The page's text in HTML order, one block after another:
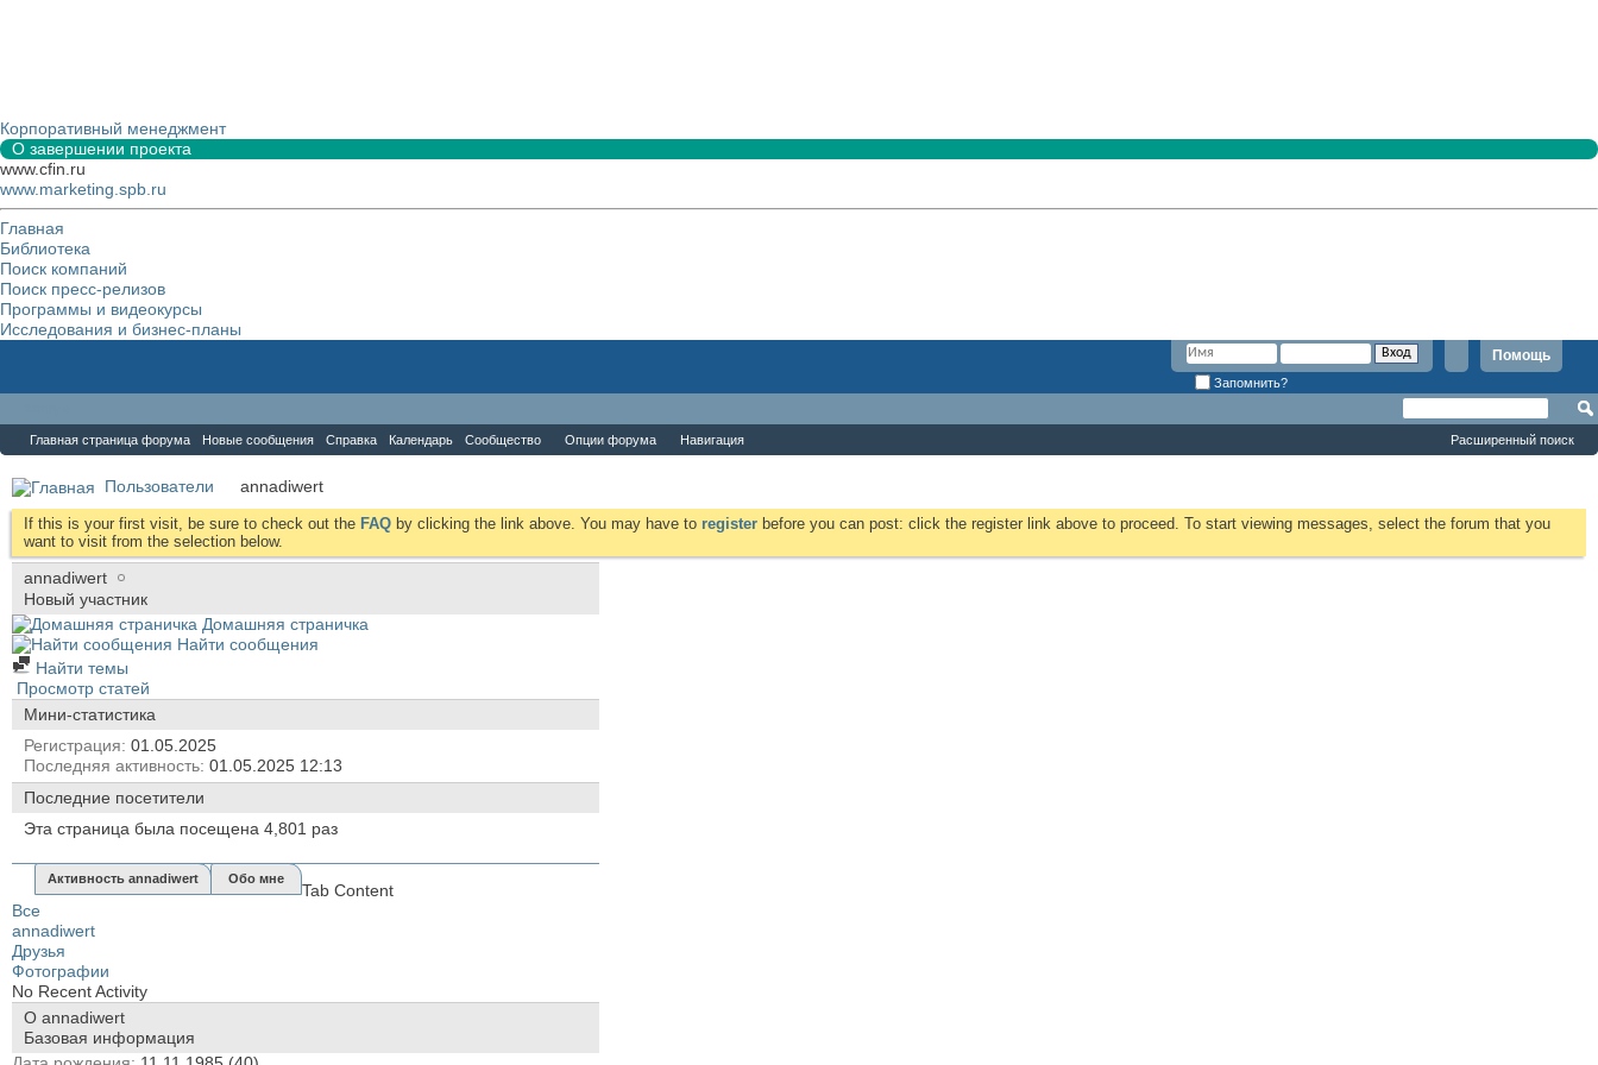
Корпоративный менеджмент
О завершении проекта
www.cfin.ru
www.marketing.spb.ru
Главная
Библиотека
Поиск компаний
Поиск пресс-релизов
Программы и видеокурсы
Исследования и бизнес-планы
Помощь
Запомнить?
Главная страница форума Новые сообщения Справка Календарь Сообщество Опции форума Навигация Расширенный поиск
Пользователи annadiwert
If this is your first visit, be sure to check out the FAQ by clicking the link above. You may have to register before you can post: click the register link above to proceed. To start viewing messages, select the forum that you
want to visit from the selection below.
annadiwert
Новый участник
Домашняя страничка
Найти сообщения
Найти темы
Просмотр статей
Мини-статистика
Регистрация 01.05.2025
Последняя активность 01.05.2025 12:13
Последние посетители
Эта страница была посещена 4,801 раз
Активность annadiwert Обо мне
Tab Content
Все
annadiwert
Друзья
Фотографии
No Recent Activity
О annadiwert
Базовая информация